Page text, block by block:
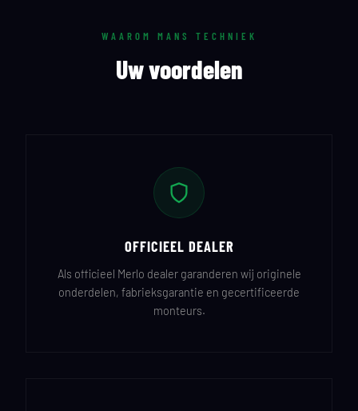
WAAROM MANS TECHNIEK
Uw voordelen
OFFICIEEL DEALER
Als officieel Merlo dealer garanderen wij originele
onderdelen, fabrieksgarantie en gecertificeerde
monteurs.